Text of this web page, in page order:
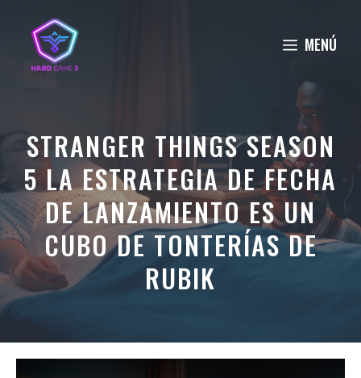
contenido
MENÚ
STRANGER THINGS SEASON
5 LA ESTRATEGIA DE FECHA
DE LANZAMIENTO ES UN
CUBO DE TONTERÍAS DE
RUBIK